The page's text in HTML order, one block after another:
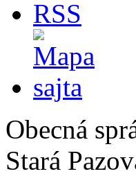
Obecná
Stará